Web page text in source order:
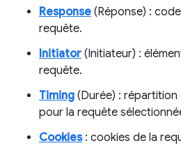
Response (Réponse) :
requête.
Initiator (Initiateur) :
requête.
Timing (Durée) :
pour la requête
Cookies: cookies de la